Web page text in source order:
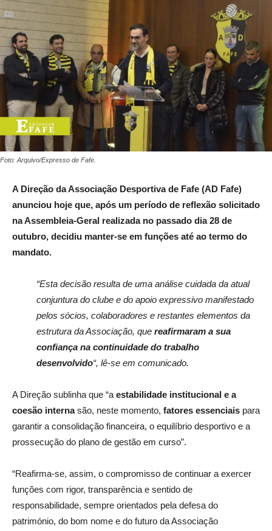
Foto: Arquivo/Expresso de Fafe.
A Direção da Associação Desportiva de Fafe (AD Fafe)
anunciou hoje que, após um período de reflexão solicitado
na Assembleia-Geral realizada no passado dia 28 de
outubro, decidiu manter-se em funções até ao termo do
mandato.
“Esta decisão resulta de uma análise cuidada da atual
conjuntura do clube e do apoio expressivo manifestado
pelos sócios, colaboradores e restantes elementos da
estrutura da Associação, que reafirmaram a sua
confiança na continuidade do trabalho
desenvolvido“, lê-se em comunicado.
A Direção sublinha que “a estabilidade institucional e a
coesão internasão, neste momento, fatores essenciais para
garantir a consolidação financeira, o equilíbrio desportivo e a
prossecução do plano de gestão em curso”.
“Reafirma-se, assim, o compromisso de continuar a exercer
funções com rigor, transparência e sentido de
responsabilidade, sempre orientados pela defesa do
património, do bom nome e do futuro da Associação